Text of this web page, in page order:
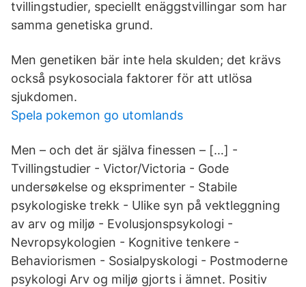
tvillingstudier, speciellt enäggstvillingar som har
samma genetiska grund.
Men genetiken bär inte hela skulden; det krävs
också psykosociala faktorer för att utlösa
sjukdomen.
Spela pokemon go utomlands
Men – och det är själva finessen – […] -
Tvillingstudier - Victor/Victoria - Gode
undersøkelse og eksprimenter - Stabile
psykologiske trekk - Ulike syn på vektleggning
av arv og miljø - Evolusjonspsykologi -
Nevropsykologien - Kognitive tenkere -
Behaviorismen - Sosialpyskologi - Postmoderne
psykologi Arv og miljø gjorts i ämnet. Positiv